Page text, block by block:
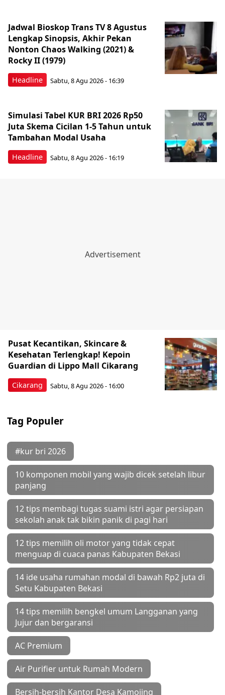
Headline
Jadwal Bioskop Trans TV 8 Agustus
Lengkap Sinopsis, Akhir Pekan
Nonton Chaos Walking (2021) &
Rocky II (1979)
Sabtu, 8 Agu 2026 - 16:39
Headline
Simulasi Tabel KUR BRI 2026 Rp50
Juta Skema Cicilan 1-5 Tahun untuk
Tambahan Modal Usaha
Sabtu, 8 Agu 2026 - 16:19
Cikarang
Pusat Kecantikan, Skincare &
Kesehatan Terlengkap! Kepoin
Guardian di Lippo Mall Cikarang
Sabtu, 8 Agu 2026 - 16:00
Tag Populer
#kur bri 2026
10 komponen mobil yang wajib dicek setelah libur
panjang
12 tips membagi tugas suami istri agar persiapan
sekolah anak tak bikin panik di pagi hari
12 tips memilih oli motor yang tidak cepat
menguap di cuaca panas Kabupaten Bekasi
14 ide usaha rumahan modal di bawah Rp2 juta di
Setu Kabupaten Bekasi
14 tips memilih bengkel umum Langganan yang
Jujur dan bergaransi
AC Premium
Air Purifier untuk Rumah Modern
Bersih-bersih Kantor Desa Kamojing